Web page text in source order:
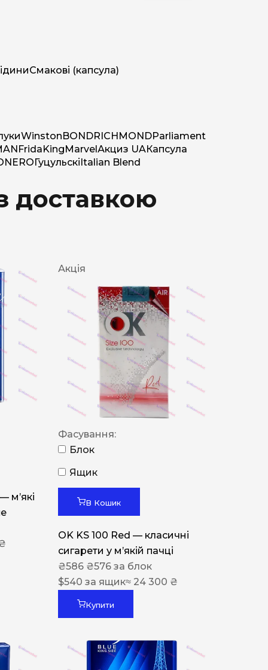
Смакові (капсула)
WinstonBONDRICHMONDParliament
FridaKingMarvelАкциз UAКапсула
NEROГуцульскіItalian Blend
доставкою
м’які
Акція
Фасування:
Блок
Ящик
В Кошик
OK KS 100 Red — класичні
сигарети у м’якій пачці
₴586 ₴576 за блок
$540 за ящик≈ 24 300 ₴
Купити